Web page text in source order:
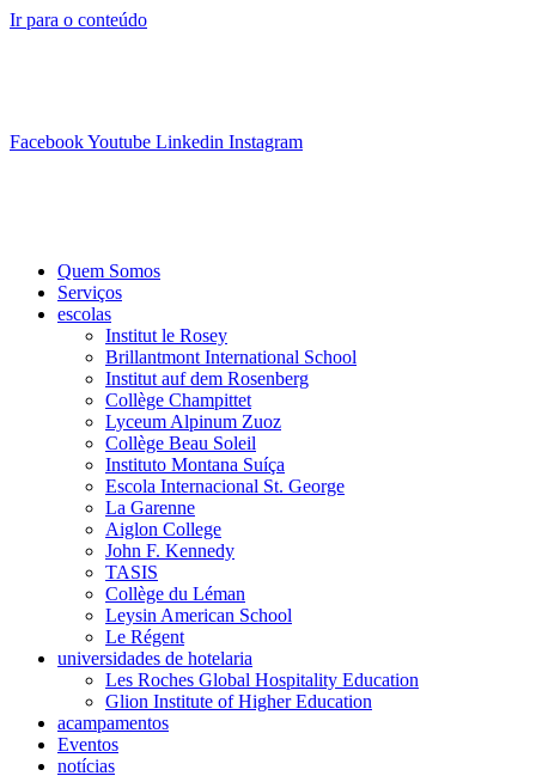
Ir para o conteúdo
FacebookYoutube Linkedin Instagram
Quem Somos
Serviços
escolas
Institut le Rosey
Brillantmont International School
Institut auf dem Rosenberg
Collège Champittet
Lyceum Alpinum Zuoz
Collège Beau Soleil
Instituto Montana Suíça
Escola Internacional St. George
La Garenne
Aiglon College
John F. Kennedy
TASIS
Collège du Léman
Leysin American School
Le Régent
universidades de hotelaria
Les Roches Global Hospitality Education
Glion Institute of Higher Education
acampamentos
Eventos
notícias